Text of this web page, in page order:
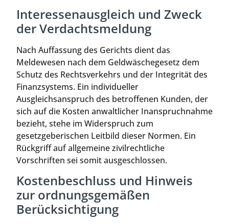
Interessenausgleich und Zweck
der Verdachtsmeldung
Nach Auffassung des Gerichts dient das
Meldewesen nach dem Geldwäschegesetz dem
Schutz des Rechtsverkehrs und der Integrität des
Finanzsystems. Ein individueller
Ausgleichsanspruch des betroffenen Kunden, der
sich auf die Kosten anwaltlicher Inanspruchnahme
bezieht, stehe im Widerspruch zum
gesetzgeberischen Leitbild dieser Normen. Ein
Rückgriff auf allgemeine zivilrechtliche
Vorschriften sei somit ausgeschlossen.
Kostenbeschluss und Hinweis
zur ordnungsgemäßen
Berücksichtigung